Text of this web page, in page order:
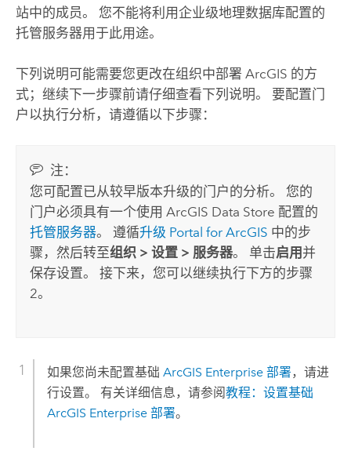
站中的成员。 您不能将利用企业级地理数据库配置的
托管服务器用于此用途。
下列说明可能需要您更改在组织中部署 ArcGIS 的方
式；继续下一步骤前请仔细查看下列说明。 要配置门
户以执行分析，请遵循以下步骤：
注：
您可配置已从较早版本升级的门户的分析。 您的
门户必须具有一个使用ArcGIS Data Store 配置的
托管服务器。 遵循升级 Portal for ArcGIS 中的步
骤，然后转至组织 > 设置 > 服务器。 单击启用 并
保存设置。 接下来，您可以继续执行下方的步骤
2。
如果您尚未配置基础 ArcGIS Enterprise部署，请进
行设置。 有关详细信息，请参阅教程：设置基础
ArcGIS Enterprise部署。